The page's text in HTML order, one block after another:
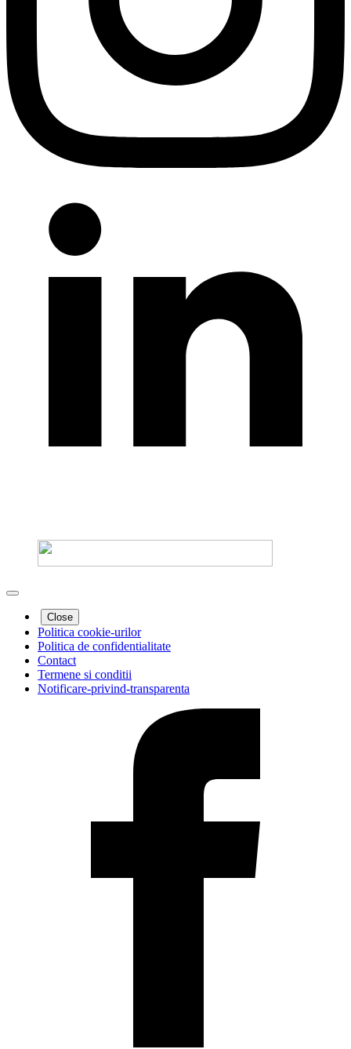
Close
Politica cookie-urilor
Politica de confidentialitate
Contact
Termene si conditii
Notificare-privind-transparenta